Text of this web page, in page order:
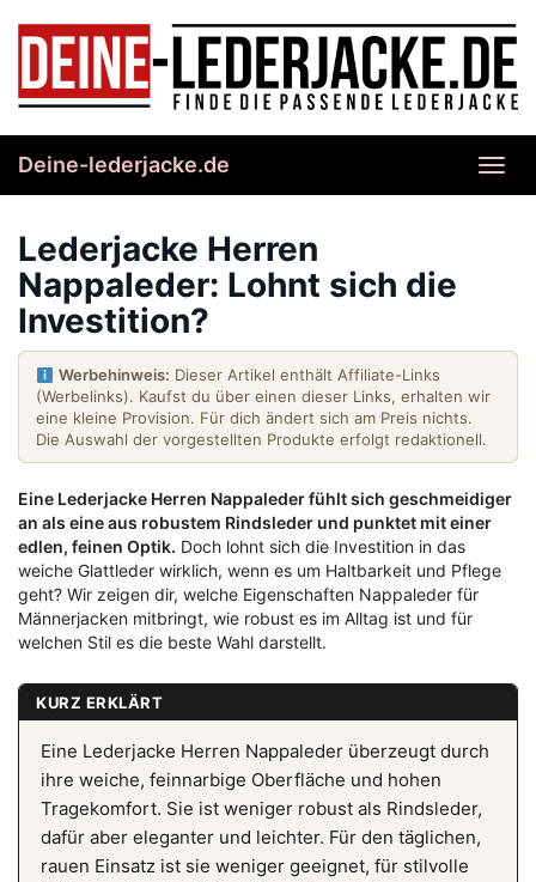
content
Deine-lederjacke.de
Lederjacke Herren
Nappaleder: Lohnt sich die
Investition?
Werbehinweis: Dieser Artikel enthält Affiliate-Links
(Werbelinks). Kaufst du über einen dieser Links, erhalten wir
eine kleine Provision. Für dich ändert sich am Preis nichts.
Die Auswahl der vorgestellten Produkte erfolgt redaktionell.
Eine Lederjacke Herren Nappaleder fühlt sich geschmeidiger
an als eine aus robustem Rindsleder und punktet mit einer
edlen, feinen Optik. Doch lohnt sich die Investition in das
weiche Glattleder wirklich, wenn es um Haltbarkeit und Pflege
geht? Wir zeigen dir, welche Eigenschaften Nappaleder für
Männerjacken mitbringt, wie robust es im Alltag ist und für
welchen Stil es die beste Wahl darstellt.
KURZ ERKLÄRT
Eine Lederjacke Herren Nappaleder überzeugt durch
ihre weiche, feinnarbige Oberfläche und hohen
Tragekomfort. Sie ist weniger robust als Rindsleder,
dafür aber eleganter und leichter. Für den täglichen,
rauen Einsatz ist sie weniger geeignet, für stilvolle